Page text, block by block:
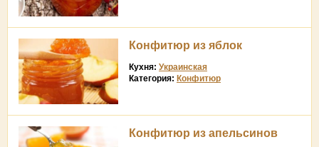
Конфитюр из яблок
Кухня: Украинская
Категория: Конфитюр
Конфитюр из апельсинов